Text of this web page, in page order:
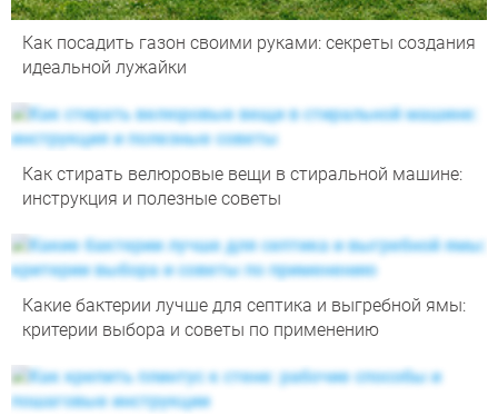
Как посадить газон своими руками: секреты создания
идеальной лужайки
Как стирать велюровые вещи в стиральной машине:
инструкция и полезные советы
Какие бактерии лучше для септика и выгребной ямы:
критерии выбора и советы по применению